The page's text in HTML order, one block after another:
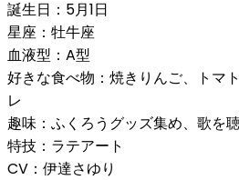
誕生日：5月1日
星座：牡牛座
血液型：A型
好きな食べ物：焼きりんご、トマ
レ
趣味：ふくろうグッズ集め、歌を
特技：ラテアート
CV：伊達さゆり